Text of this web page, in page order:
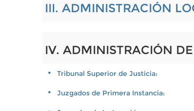
III. ADMINISTRACIÓN
IV. ADMINISTRACIÓN
Tribunal Superior de Justicia:
Juzgados de Primera Instancia: